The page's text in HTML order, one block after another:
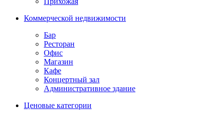
Коммерческой недвижимости
Бар
Ресторан
Офис
Магазин
Кафе
Концертный зал
Административное здание
Ценовые категории